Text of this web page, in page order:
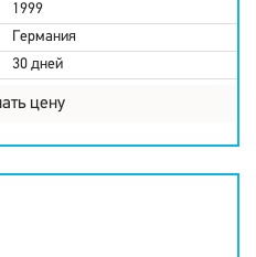
1999
Германия
30 дней
цену